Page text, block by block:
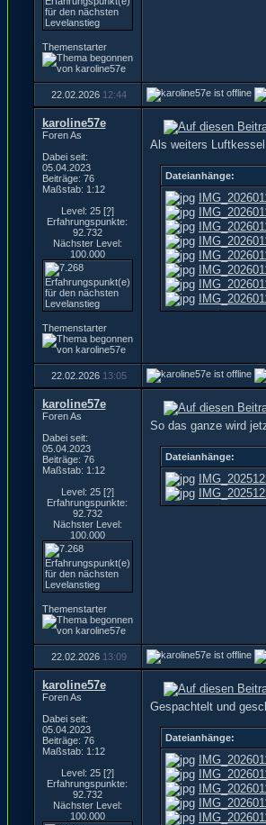
Themenstarter
22.02.2026 12:44
karoline57e
Foren As
Dabei seit:
05.04.2023
Beiträge: 76
Maßstab: 1:12
Level: 25 [?]
Erfahrungspunkte:
92.732
Nächster Level:
100.000
Themenstarter
Als weiters
Dateianhänge:
22.02.2026 13:05
karoline57e
Foren As
Dabei seit:
05.04.2023
Beiträge: 76
Maßstab: 1:12
Level: 25 [?]
Erfahrungspunkte:
92.732
Nächster Level:
100.000
Themenstarter
So das ganze wird
Dateianhänge:
22.02.2026 13:09
karoline57e
Foren As
Dabei seit:
05.04.2023
Beiträge: 76
Maßstab: 1:12
Level: 25 [?]
Erfahrungspunkte:
92.732
Nächster Level:
100.000
Gespachtelt und
Dateianhänge: